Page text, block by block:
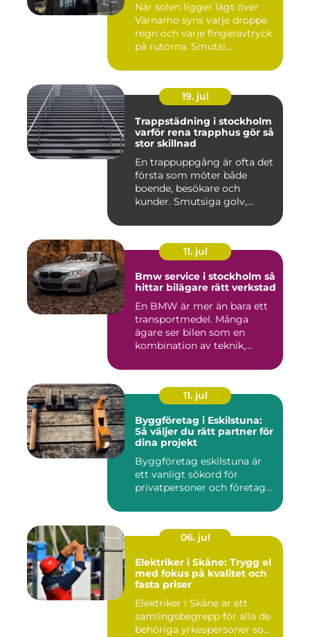
När solen ligger lågt över
Värnamo syns varje droppe
regn och varje fingeravtryck
på rutorna. Smutsi...
19. jul
Trappstädning i stockholm
varför rena trapphus gör så
stor skillnad
En trappuppgång är ofta det
första som möter både
boende, besökare och
kunder. Smutsiga golv,
11. jul
Bmw service i stockholm så
hittar bilägare rätt verkstad
En BMW är mer än bara ett
transportmedel. Många
ägare ser bilen som en
kombination av teknik,
11. jul
Byggföretag i Eskilstuna:
Så väljer du rätt partner för
dina projekt
Byggföretag eskilstuna är
ett vanligt sökord för
privatpersoner och företag...
06. jul
Elektriker i Skåne: Trygg el
med fokus på kvalitet och
fasta priser
Elektriker i Skåne är ett
samlingsbegrepp för alla de
behöriga yrkespersoner so...